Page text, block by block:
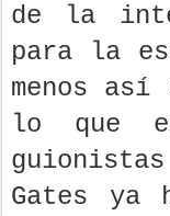
de la
para la
menos
lo que
Gates ya